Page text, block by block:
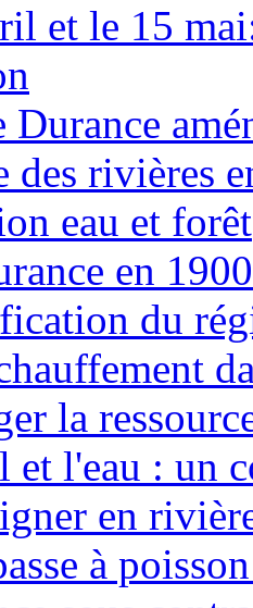
et le 15
Durance
des rivières
eau et forêt
en 1900
du
la
et l'eau : un
en
à